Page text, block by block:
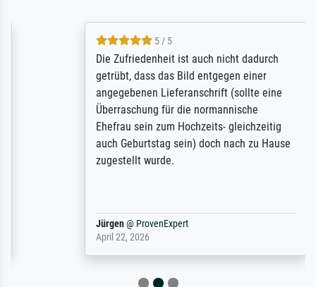
5 / 5
Die Zufriedenheit ist auch nicht dadurch
getrübt, dass das Bild entgegen einer
angegebenen Lieferanschrift (sollte eine
Überraschung für die normannische
Ehefrau sein zum Hochzeits- gleichzeitig
auch Geburtstag sein) doch nach zu Hause
zugestellt wurde.
@ProvenExpert
April 22, 2026